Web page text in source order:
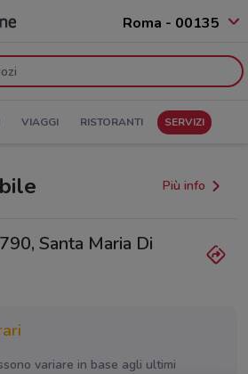
Roma - 00135
VIAGGI RISTORANTI SERVIZI
Più info
Santa Maria Di
variare in base agli ultimi